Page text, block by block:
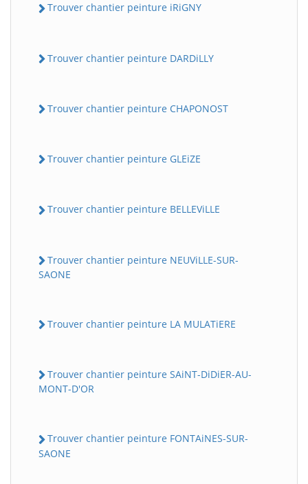
Trouver chantier peinture iRiGNY
Trouver chantier peinture DARDiLLY
Trouver chantier peinture CHAPONOST
Trouver chantier peinture GLEiZE
Trouver chantier peinture BELLEViLLE
Trouver chantier peinture NEUViLLE-SUR-
SAONE
Trouver chantier peinture LA MULATiERE
Trouver chantier peinture SAiNT-DiDiER-AU-
MONT-D'OR
Trouver chantier peinture FONTAiNES-SUR-
SAONE